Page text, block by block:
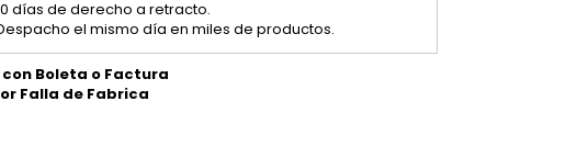
días de derecho a retracto.
el mismo día en miles de productos.
Boleta o Factura
Falla de Fabrica